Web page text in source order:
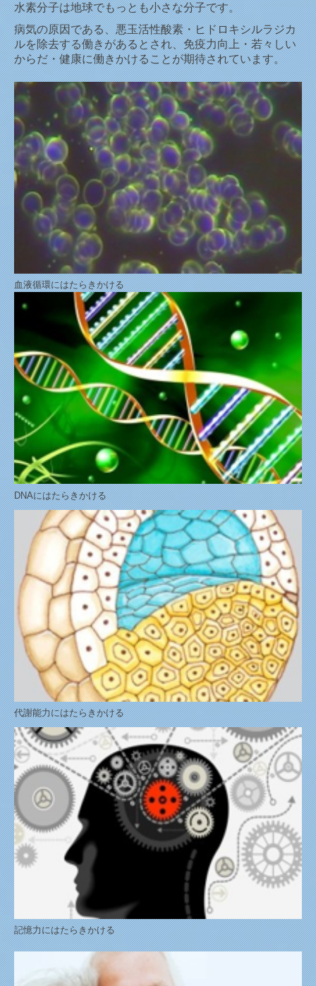
水素分子は地球でもっとも小さな分子です。
病気の原因である、悪玉活性酸素・ヒドロキシルラジカ
ルを除去する働きがあるとされ、免疫力向上・若々しい
からだ・健康に働きかけることが期待されています。
血液循環にはたらきかける
DNAにはたらきかける
代謝能力にはたらきかける
記憶力にはたらきかける